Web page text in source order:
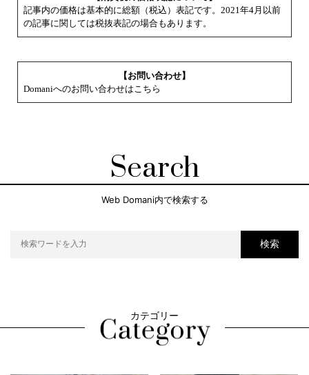
記事内の価格は基本的に総額（税込）表記です。2021年4月以前
の記事に関しては税抜表記の場合もあります。
【お問い合わせ】
Domaniへのお問い合わせはこちら
Search
Web Domani内で検索する
検索
カテゴリー